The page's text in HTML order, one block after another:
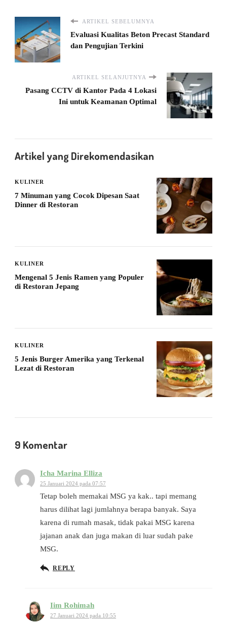
ARTIKEL SEBELUMNYA
Evaluasi Kualitas Beton Precast Standard
dan Pengujian Terkini
ARTIKEL SELANJUTNYA
Pasang CCTV di Kantor Pada 4 Lokasi
Ini untuk Keamanan Optimal
Artikel yang Direkomendasikan
KULINER
7 Minuman yang Cocok Dipesan Saat
Dinner di Restoran
KULINER
Mengenal 5 Jenis Ramen yang Populer
di Restoran Jepang
KULINER
5 Jenis Burger Amerika yang Terkenal
Lezat di Restoran
9 Komentar
Icha Marina Elliza
25 Januari 2024 pada 07:57
Tetap boleh memakai MSG ya kak.. tapi memang
harus dilihat lagi jumlahnya berapa banyak. Saya
karena di rumah masak, tidak pakai MSG karena
jajanan anak dan juga makan di luar sudah pake
MSG.
REPLY
Iim Rohimah
27 Januari 2024 pada 10:55